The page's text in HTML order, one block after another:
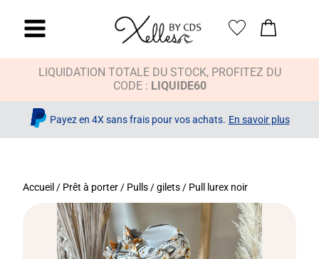
LIQUIDATION TOTALE DU STOCK, PROFITEZ DU
CODE : LIQUIDE60
Payez en 4X sans frais pour vos achats. En savoir plus
Accueil / Prêt à porter / Pulls / gilets / Pull lurex noir